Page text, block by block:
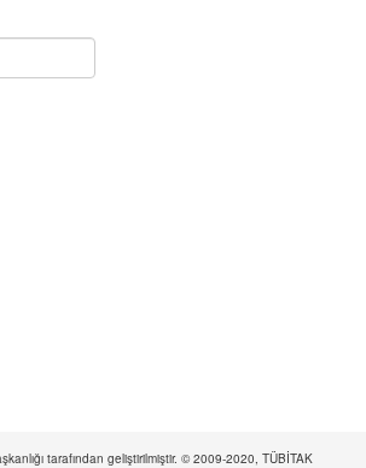
tarafından geliştirilmiştir. © 2009-2020, TÜBİTAK